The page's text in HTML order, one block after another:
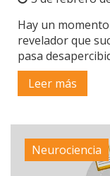
Hay un
revelador que
pasa
Leer más
Neurociencia